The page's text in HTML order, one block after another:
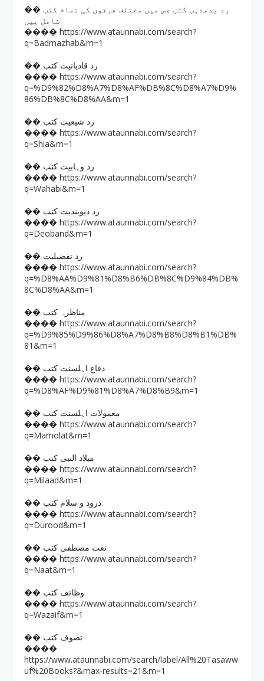
�� رد بدمذہب کتب جس میں مختلف فرقوں کی تمام کتب
شامل ہیں
���� https://www.ataunnabi.com/search?
q=Badmazhab&m=1
�� رد قادیانیت کتب
���� https://www.ataunnabi.com/search?
q=%D9%82%D8%A7%D8%AF%DB%8C%D8%A7%D9%
86%DB%8C%D8%AA&m=1
�� رد شیعیت کتب
���� https://www.ataunnabi.com/search?
q=Shia&m=1
�� رد وہابیت کتب
���� https://www.ataunnabi.com/search?
q=Wahabi&m=1
�� رد دیوبندیت کتب
���� https://www.ataunnabi.com/search?
q=Deoband&m=1
�� رد تفضیلیت
���� https://www.ataunnabi.com/search?
q=%D8%AA%D9%81%D8%B6%DB%8C%D9%84%DB%
8C%D8%AA&m=1
�� مناظرہ کتب
���� https://www.ataunnabi.com/search?
q=%D9%85%D9%86%D8%A7%D8%B8%D8%B1%DB%
81&m=1
�� دفاع اہلسنت کتب
���� https://www.ataunnabi.com/search?
q=%D8%AF%D9%81%D8%A7%D8%B9&m=1
�� معمولات اہلسنت کتب
���� https://www.ataunnabi.com/search?
q=Mamolat&m=1
�� میلاد النبی کتب
���� https://www.ataunnabi.com/search?
q=Milaad&m=1
�� درود و سلام کتب
���� https://www.ataunnabi.com/search?
q=Durood&m=1
�� نعت مصطفی کتب
���� https://www.ataunnabi.com/search?
q=Naat&m=1
�� وظائف کتب
���� https://www.ataunnabi.com/search?
q=Wazaif&m=1
�� تصوف کتب
����
https://www.ataunnabi.com/search/label/All%20Tasaww
uf%20Books?&max-results=21&m=1